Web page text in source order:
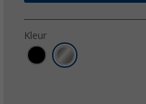
Kleur